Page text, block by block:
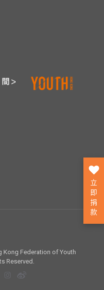
Kong Federation of Youth
Reserved.
立
即
捐
款